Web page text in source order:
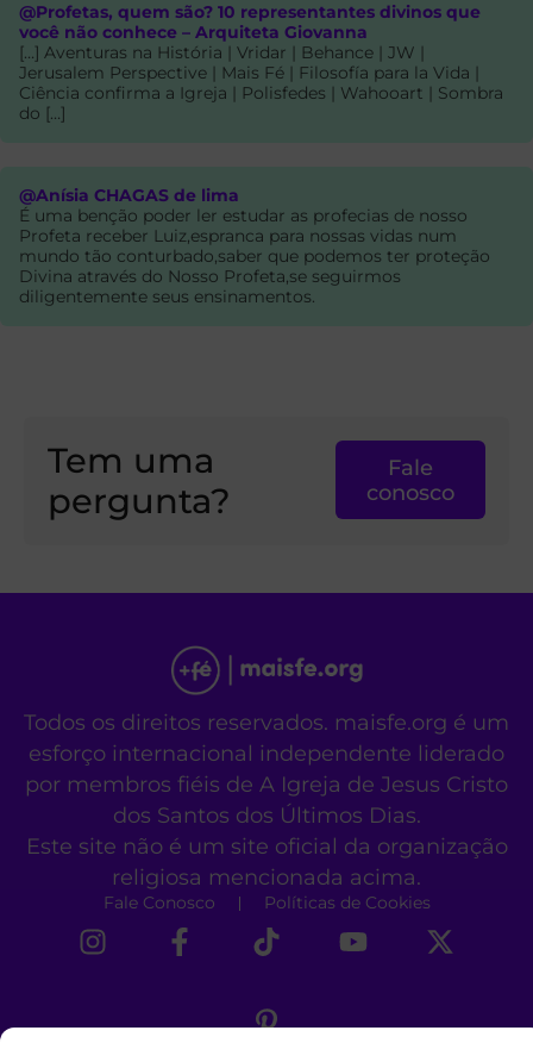
@Profetas, quem são? 10 representantes divinos que
você não conhece – Arquiteta Giovanna
[…] Aventuras na História | Vridar | Behance | JW |
Jerusalem Perspective | Mais Fé | Filosofía para la Vida |
Ciência confirma a Igreja | Polisfedes | Wahooart | Sombra
do […]
@Anísia CHAGAS de lima
É uma benção poder ler estudar as profecias de nosso
Profeta receber Luiz,espranca para nossas vidas num
mundo tão conturbado,saber que podemos ter proteção
Divina através do Nosso Profeta,se seguirmos
diligentemente seus ensinamentos.
Tem uma
pergunta?
Fale
conosco
Todos os direitos reservados. maisfe.org é um
esforço internacional independente liderado
por membros fiéis de A Igreja de Jesus Cristo
dos Santos dos Últimos Dias.
Este site não é um site oficial da organização
religiosa mencionada acima.
Fale Conosco Políticas de Cookies